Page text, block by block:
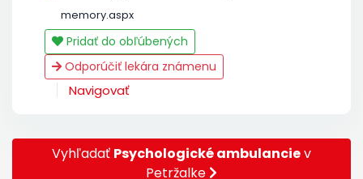
memory.aspx
Pridať do obľúbených
Odporúčiť lekára známenu
Navigovať
Vyhľadať Psychologické ambulanciev
Petržalke